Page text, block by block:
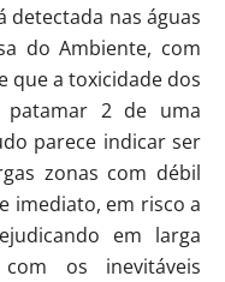
detectada nas águas
do Ambiente, com
a toxicidade dos
patamar 2 de uma
parece indicar ser
zonas com débil
imediato, em risco a
em larga
os inevitáveis